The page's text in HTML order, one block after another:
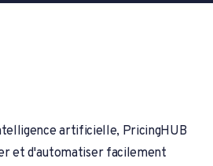
artificielle, PricingHUB
et d'automatiser facilement